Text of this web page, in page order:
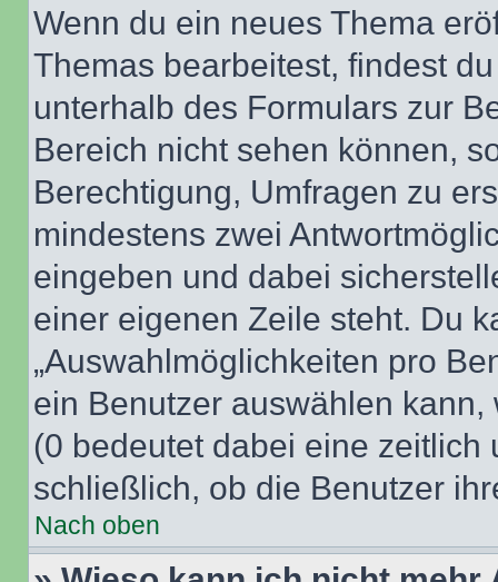
Wenn du ein neues Thema
Themas bearbeitest, findest
unterhalb des Formulars zur
Bereich nicht sehen können,
Berechtigung, Umfragen zu
mindestens zwei
eingeben und dabei
einer eigenen Zeile steht. Du
„Auswahlmöglichkeiten pro
ein Benutzer auswählen
(0 bedeutet dabei eine
schließlich, ob die Benutzer
Nach oben